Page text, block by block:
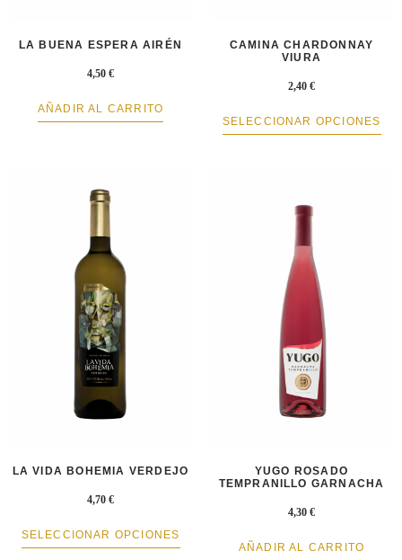
LA BUENA ESPERA AIRÉN
4,50 €
AÑADIR AL CARRITO
CAMINA CHARDONNAY
VIURA
2,40 €
SELECCIONAR OPCIONES
LA VIDA BOHEMIA VERDEJO
4,70 €
SELECCIONAR OPCIONES
YUGO ROSADO
TEMPRANILLO GARNACHA
4,30 €
AÑADIR AL CARRITO